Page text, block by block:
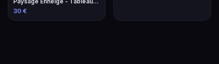
Original
30 €